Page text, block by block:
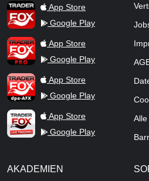
TraderFox AppApp Store
Google Play
TraderFox ProApp Store
Google Play
TraderFox dpa-AFX ProFeed
App Store
Google Play
TraderFox Live Trading
App Store
Google Play
Alle
AKADEMIEN